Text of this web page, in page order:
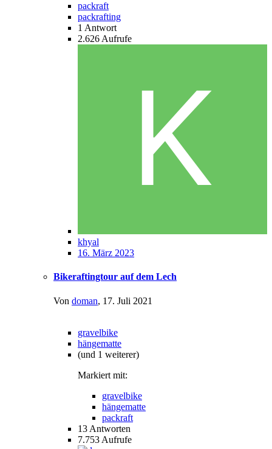
packraft
packrafting
1 Antwort
2.626 Aufrufe
khyal
16. März 2023
Bikeraftingtour auf dem Lech
Von doman, 17. Juli 2021
gravelbike
hängematte
(und 1 weiterer)
Markiert mit:
gravelbike
hängematte
packraft
13 Antworten
7.753 Aufrufe